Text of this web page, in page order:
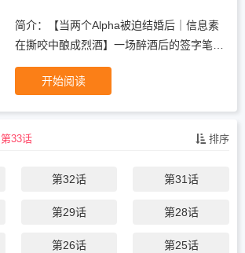
简介：【当两个Alpha被迫结婚后｜信息素
在撕咬中酿成烈酒】一场醉酒后的签字笔
误，让两大财阀的继承人李在河与张泰健被
迫绑定婚姻。两个天生该掌控一切的
我嫌你的气味呛人。”他们在家用监控互相
易感期失控的深夜，发现对方的后颈竟烙着
已，别多想。”“巧了，我连血型都开始嫉妒
能流进你身体里的一切。” 双A契约婚姻 ×
开始阅读
第33话 排序
第32话 第31话
第29话 第28话
第26话 第25话